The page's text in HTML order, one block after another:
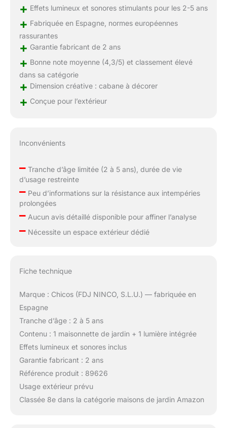
+ Effets lumineux et sonores stimulants pour les 2-5 ans
+ Fabriquée en Espagne, normes européennes
rassurantes
+ Garantie fabricant de 2 ans
+ Bonne note moyenne (4,3/5) et classement élevé
dans sa catégorie
+ Dimension créative : cabane à décorer
+ Conçue pour l’extérieur
Inconvénients
–Tranche d’âge limitée (2 à 5 ans), durée de vie
d’usage restreinte
–Peu d’informations sur la résistance aux intempéries
prolongées
–Aucun avis détaillé disponible pour affiner l’analyse
–Nécessite un espace extérieur dédié
Fiche technique
Marque : Chicos (FDJ NINCO, S.L.U.) — fabriquée en
Espagne
Tranche d’âge : 2 à 5 ans
Contenu : 1 maisonnette de jardin + 1 lumière intégrée
Effets lumineux et sonores inclus
Garantie fabricant : 2 ans
Référence produit : 89626
Usage extérieur prévu
Classée 8e dans la catégorie maisons de jardin Amazon